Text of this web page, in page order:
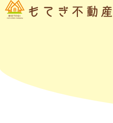
内
容
プ